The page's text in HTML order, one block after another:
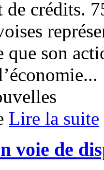
crédits.
que son
Lire la suite
voie de